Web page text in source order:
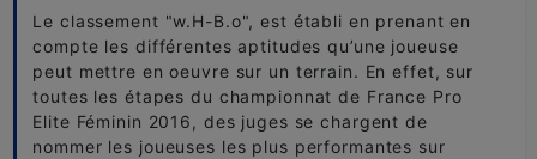
Le classement "w.H-B.o", est établi en prenant en
compte les différentes aptitudes qu’une joueuse
peut mettre en oeuvre sur un terrain. En effet, sur
toutes les étapes du championnat de France Pro
Elite Féminin 2016, des juges se chargent de
nommer les joueuses les plus performantes sur